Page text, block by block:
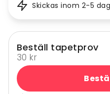
Skickas inom 2-5
Beställ tapetprov
30 kr